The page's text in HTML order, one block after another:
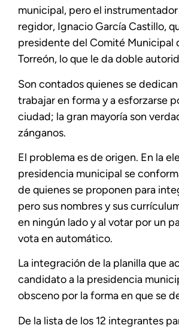
municipal, pero el
regidor, Ignacio García Castillo,
presidente del Comité Municipal
Torreón, lo que le da doble
Son contados quienes se
trabajar en forma y a esforzarse
ciudad; la gran mayoría son
zánganos.
El problema es de origen. En la
presidencia municipal se
de quienes se proponen para
pero sus nombres y sus
en ningún lado y al votar por un
vota en automático.
La integración de la planilla que
candidato a la presidencia
obsceno por la forma en que se
De la lista de los 12 integrantes